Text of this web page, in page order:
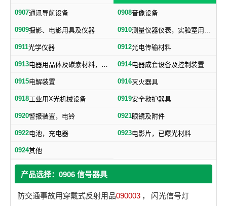
0907通讯导航设备 0908音像设备
0909摄影、电影用具及仪器 0910 测量仪器仪表，实验室用器具，电测量仪器，科学仪器
0911光学仪器 0912光电传输材料
0913 电器用晶体及碳素材料，电子、电气通用元件 0914电器成套设备及控制装置
0915电解装置 0916灭火器具
0918工业用X光机械设备 0919安全救护器具
0920警报装置，电铃 0921眼镜及附件
0922电池，充电器 0923电影片，已曝光材料
0924其他
产品选择：0906 信号器具
防交通事故用穿戴式反射用品090003 ，
闪光信号灯